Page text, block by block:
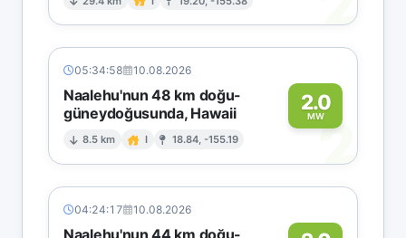
05:34:58 10.08.2026
Naalehu'nun 48 km doğu-
güneydoğusunda, Hawaii
8.5 km I 18.84, -155.19
2.0
MW2
04:24:17 10.08.2026
Naalehu'nun 44 km doğu-